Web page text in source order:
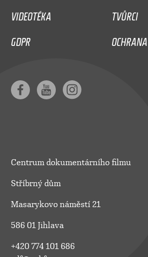
VIDEOTÉKA
TVŮRCI
GDPR
Centrum dokumentárního filmu
Stříbrný dům
Masarykovo náměstí 21
586 01 Jihlava
+420 774 101 686